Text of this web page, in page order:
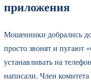
приложения
Мошенники добрались
просто звонят и пугают
устанавливать на
написали. Член